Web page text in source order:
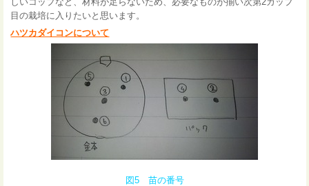
目の栽培に入りたいと思います。
ハツカダイコンについて
図5 苗の番号